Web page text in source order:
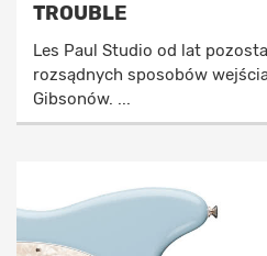
TROUBLE
Les Paul Studio od lat
rozsądnych sposobów
Gibsonów. ...